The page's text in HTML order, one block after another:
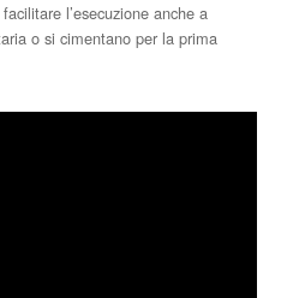
l’esecuzione anche a
o si cimentano per la prima